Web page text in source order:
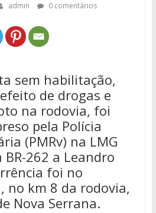
admin 0 comentários
sem habilitação,
de drogas e
na rodovia, foi
pela Polícia
(PMRv) na LMG
262 a Leandro
foi no
no km 8 da rodovia,
Nova Serrana.